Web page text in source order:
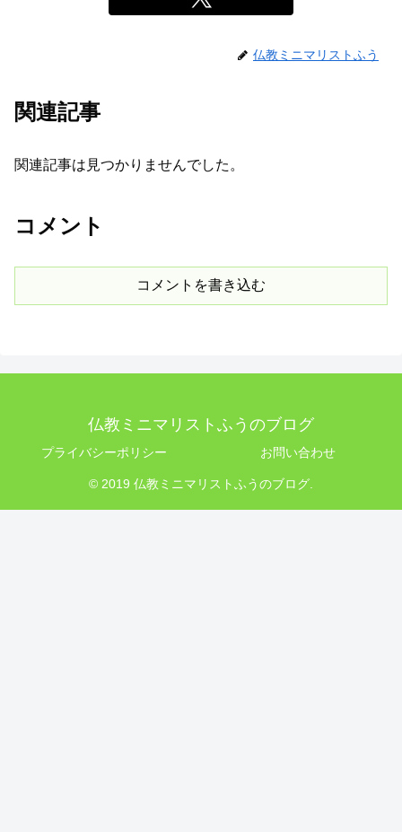
仏教ミニマリストふう
関連記事
関連記事は見つかりませんでした。
コメント
コメントを書き込む
仏教ミニマリストふうのブログ
プライバシーポリシー お問い合わせ
© 2019 仏教ミニマリストふうのブログ.